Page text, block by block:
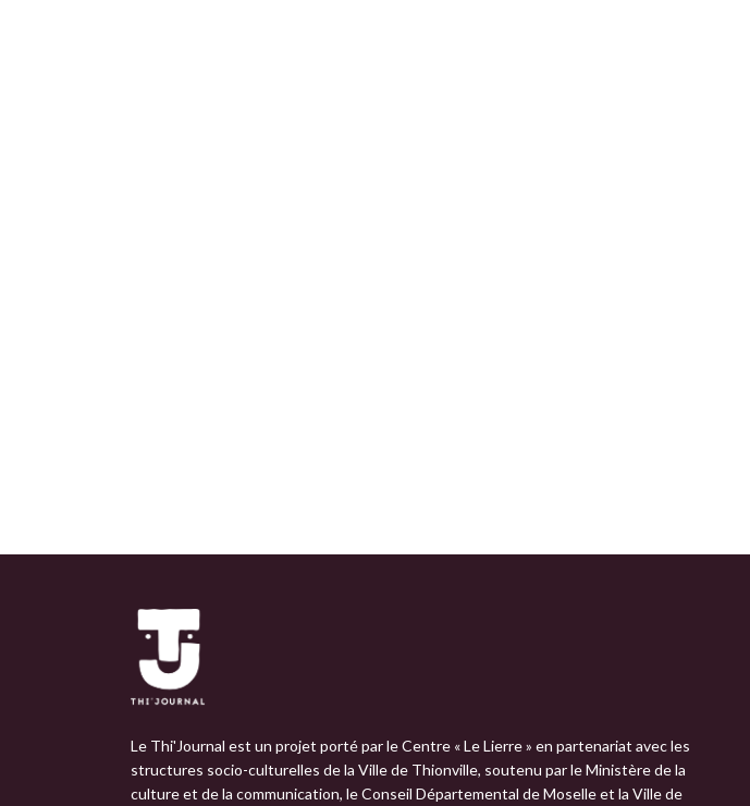
Le Thi'Journal est un projet porté par le Centre « Le Lierre » en partenariat avec les
structures socio-culturelles de la Ville de Thionville, soutenu par le Ministère de la
culture et de la communication, le Conseil Départemental de Moselle et la Ville de